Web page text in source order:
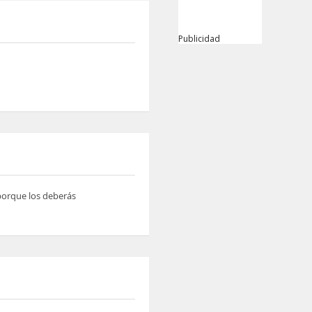
los deberás
Publicidad